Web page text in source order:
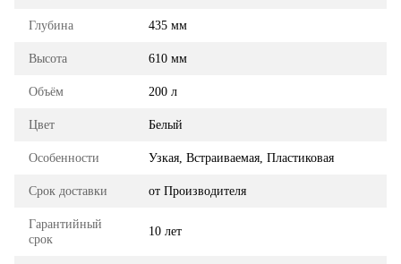
Глубина 435 мм
Высота 610 мм
Объём 200 л
Цвет Белый
Особенности Узкая, Встраиваемая, Пластиковая
Срок доставки от Производителя
Гарантийный
срок
10 лет